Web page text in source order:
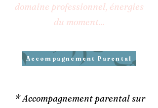
domaine professionnel, énergies
du moment...
* Accompagnement parental sur
Accompagnement Parental